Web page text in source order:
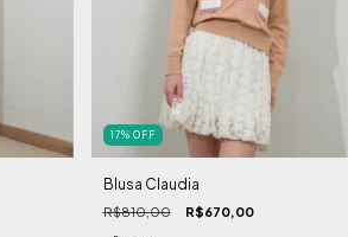
17% OFF
Blusa Claudia
R$810,00 R$670,00